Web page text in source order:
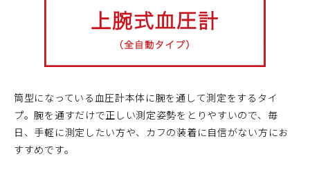
筒型になっている血圧計本体に腕を通して測定をするタイ
プ。腕を通すだけで正しい測定姿勢をとりやすいので、毎
日、手軽に測定したい方や、カフの装着に自信がない方にお
すすめです。